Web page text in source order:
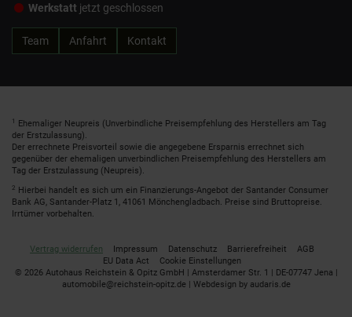
Werkstatt jetzt geschlossen
Team Anfahrt Kontakt
1 Ehemaliger Neupreis (Unverbindliche Preisempfehlung des Herstellers am Tag
der Erstzulassung).
Der errechnete Preisvorteil sowie die angegebene Ersparnis errechnet sich
gegenüber der ehemaligen unverbindlichen Preisempfehlung des Herstellers am
Tag der Erstzulassung (Neupreis).
2 Hierbei handelt es sich um ein Finanzierungs-Angebot der Santander Consumer
Bank AG, Santander-Platz 1, 41061 Mönchengladbach. Preise sind Bruttopreise.
Irrtümer vorbehalten.
Vertrag widerrufen Impressum Datenschutz Barrierefreiheit
AGB
EU Data Act
Cookie Einstellungen
© 2026 Autohaus Reichstein & Opitz GmbH | Amsterdamer Str. 1 | DE-07747 Jena |
automobile@reichstein-opitz.de | Webdesign by audaris.de